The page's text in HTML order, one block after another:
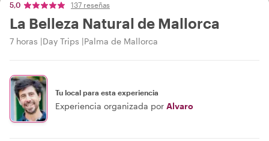
5,0 137 reseñas
La Belleza Natural de Mallorca
7 horas Day Trips Palma de Mallorca
Tu local para esta experiencia
Experiencia organizada por Alvaro